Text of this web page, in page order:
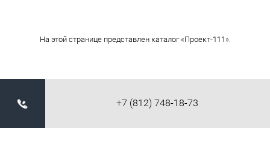
На этой странице представлен каталог «Проект-111».
+7 (812) 748-18-73